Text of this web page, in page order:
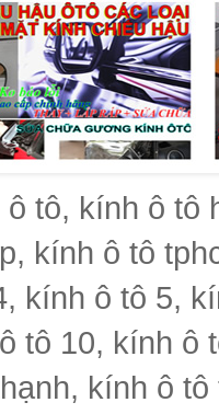
tô, kính ô tô
kính ô tô
kính ô tô 5,
tô 10, kính ô
kính ô